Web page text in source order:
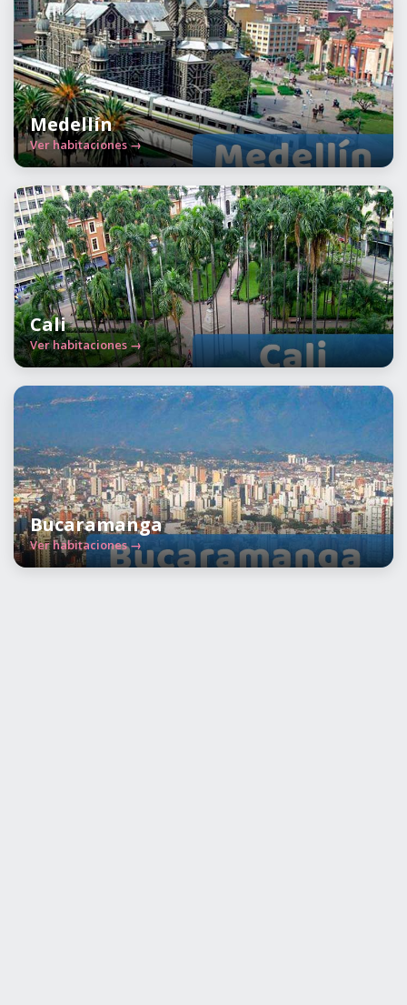
Medellín
Ver habitaciones →
Cali
Ver habitaciones →
Bucaramanga
Ver habitaciones →